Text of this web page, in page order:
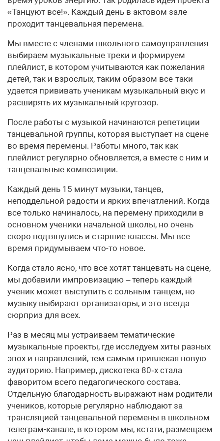
«Танцуют все!». Каждый день в актовом зале
проходит танцевальная перемена.
Мы вместе с членами школьного самоуправления
выбираем музыкальные треки и формируем
плейлист, в котором учитываются как пожелания
детей, так и взрослых, таким образом все-таки
удается прививать ученикам музыкальный вкус и
расширять их музыкальный кругозор.
После работы с музыкой начинаются репетиции
танцевальной группы, которая выступает на сцене
во время перемены. Работы много, так как
плейлист регулярно обновляется, а вместе с ним и
танцевальные композиции.
Каждый день 15 минут музыки, танцев,
неподдельной радости и ярких впечатлений. Когда
все только начиналось, на перемену приходили в
основном ученики начальной школы, но очень
скоро подтянулись и старшие классы. Мы все
время придумываем что-то новое.
Когда стало ясно, что все хотят танцевать на сцене,
мы добавили импровизацию – теперь каждый
ученик может выступить с сольным танцем, но
музыку выбирают организаторы, и это всегда
сюрприз для всех.
Раз в месяц мы устраиваем тематические
музыкальные проекты, где исследуем хиты разных
эпох и направлений, тем самым привлекая новую
аудиторию. Например, дискотека 80‑х стала
фаворитом всего педагогического состава.
Отдельную благодарность выражают нам родители
учеников, которые регулярно наблюдают за
трансляцией танцевальной перемены в школьном
телеграм-канале, в котором мы, кстати, размещаем